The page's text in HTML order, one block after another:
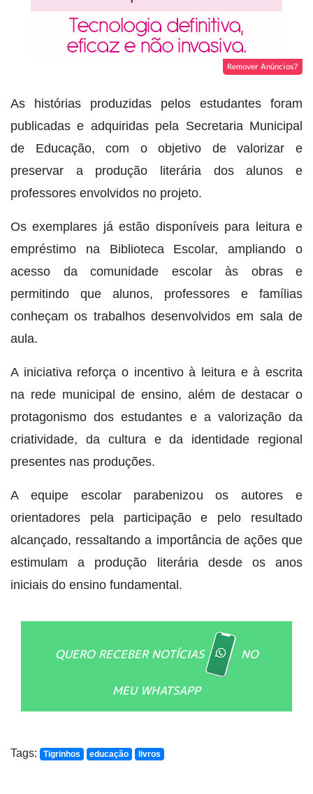
Remover Anúncios?
As histórias produzidas pelos estudantes foram
publicadas e adquiridas pela Secretaria Municipal
de Educação, com o objetivo de valorizar e
preservar a produção literária dos alunos e
professores envolvidos no projeto.
Os exemplares já estão disponíveis para leitura e
empréstimo na Biblioteca Escolar, ampliando o
acesso da comunidade escolar às obras e
permitindo que alunos, professores e famílias
conheçam os trabalhos desenvolvidos em sala de
aula.
A iniciativa reforça o incentivo à leitura e à escrita
na rede municipal de ensino, além de destacar o
protagonismo dos estudantes e a valorização da
criatividade, da cultura e da identidade regional
presentes nas produções.
A equipe escolar parabenizou os autores e
orientadores pela participação e pelo resultado
alcançado, ressaltando a importância de ações que
estimulam a produção literária desde os anos
iniciais do ensino fundamental.
QUERO RECEBER NOTÍCIAS NO
MEU WHATSAPP
Tags: Tigrinhos educação livros